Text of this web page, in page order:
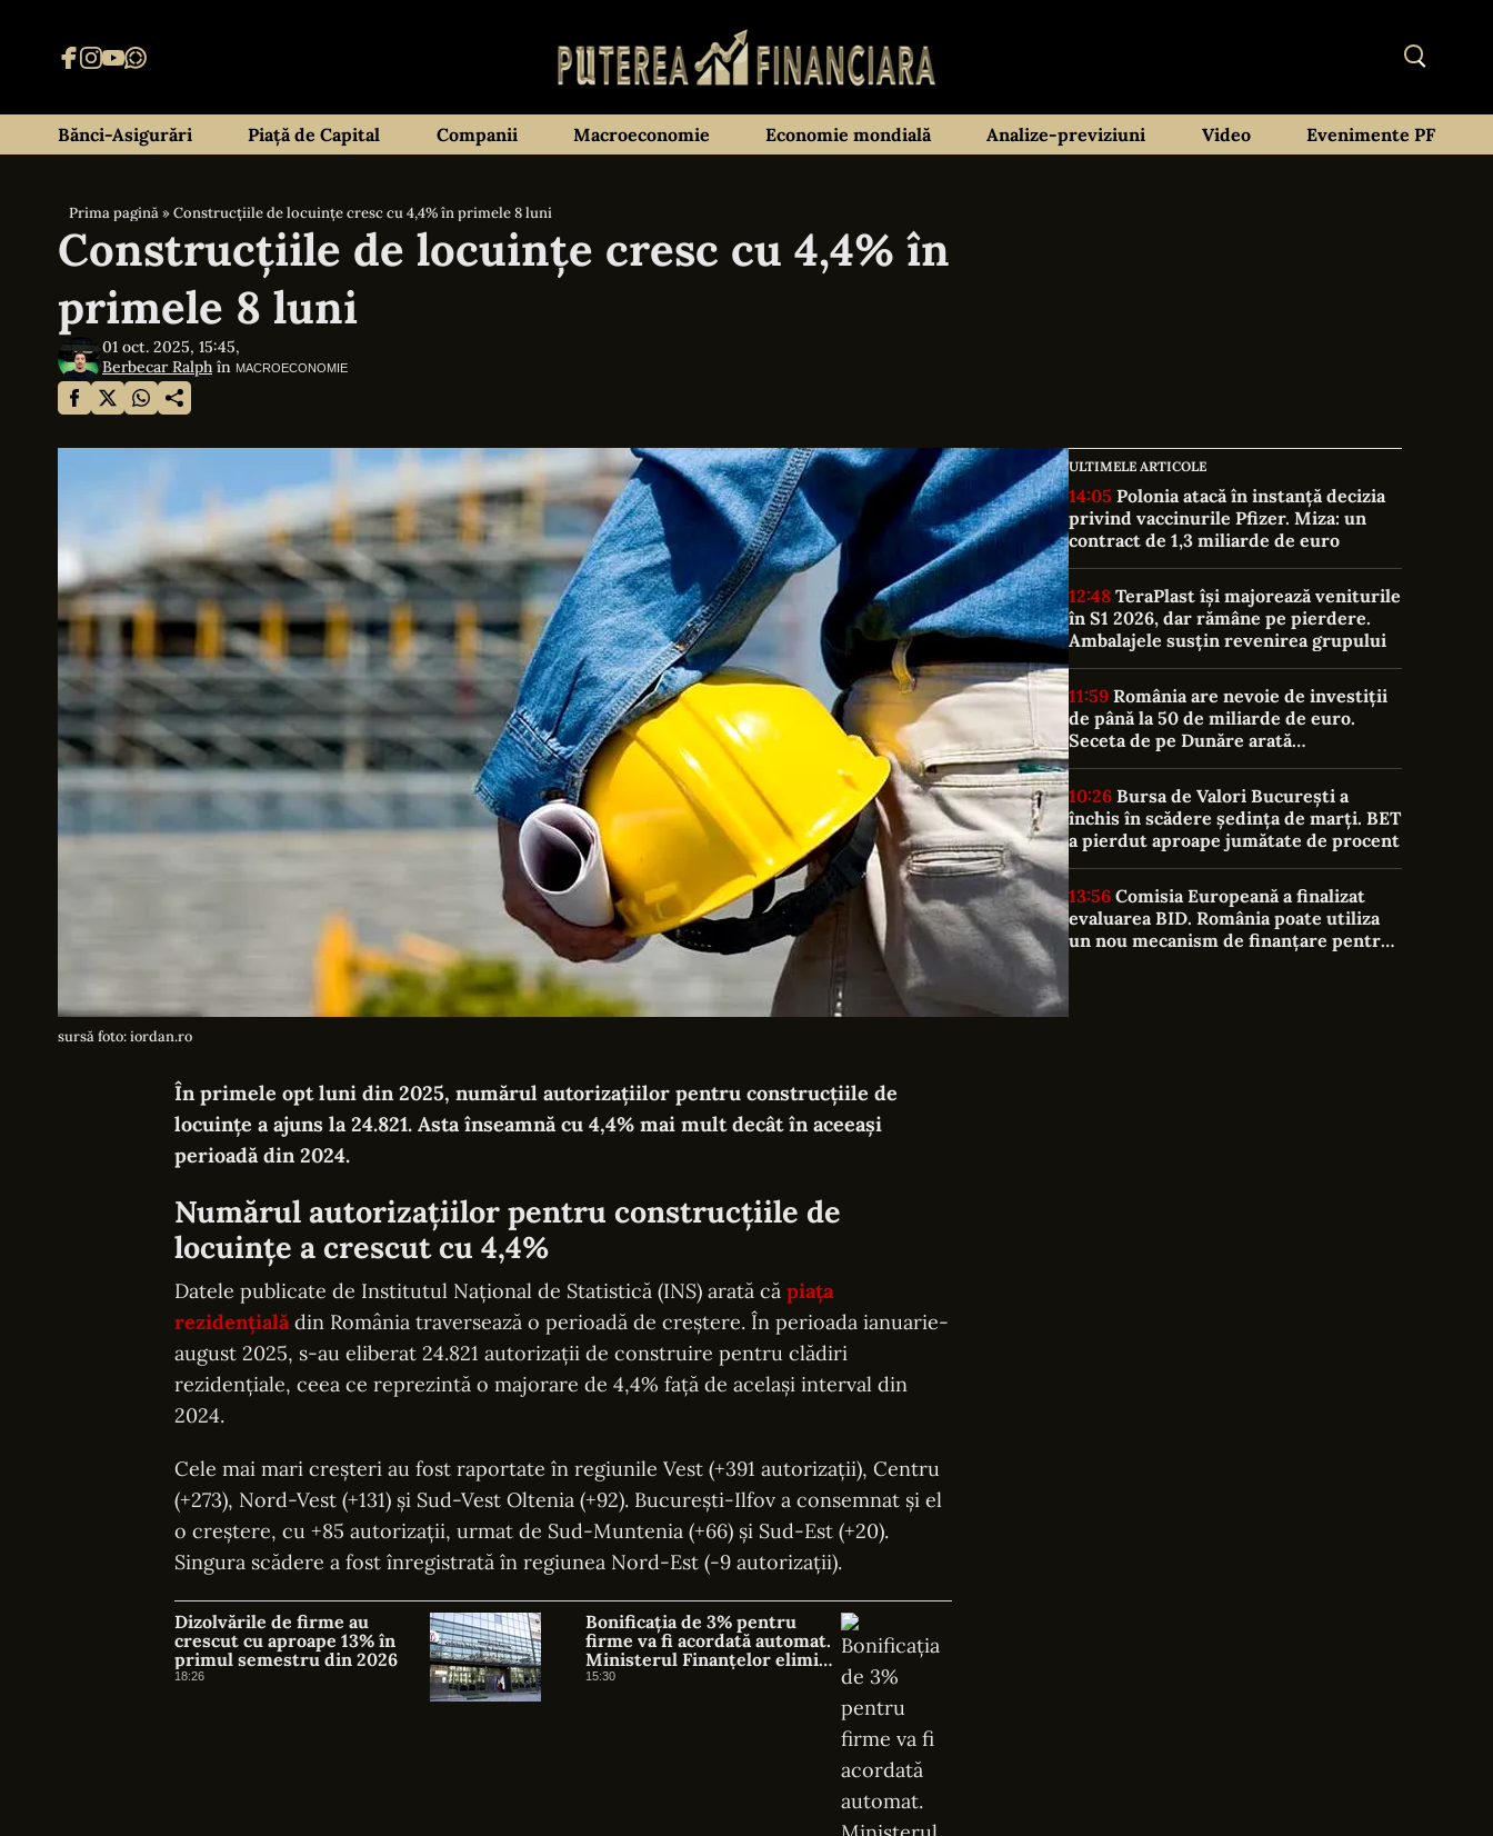
Bănci-Asigurări Piață de Capital Companii Macroeconomie Economie mondială Analize-previziuni Video Evenimente PF
Prima pagină»Construcțiile de locuințe cresc cu 4,4% în primele 8 luni
Construcțiile de locuințe cresc cu 4,4% în
primele 8 luni
01 oct. 2025, 15:45,
Berbecar Ralph în MACROECONOMIE
sursă foto: iordan.ro
În primele opt luni din 2025, numărul autorizațiilor pentru construcţiile de
locuințe a ajuns la 24.821. Asta înseamnă cu 4,4% mai mult decât în aceeași
perioadă din 2024.
Numărul autorizațiilor pentru construcţiile de
locuințe a crescut cu 4,4%
Datele publicate de Institutul Național de Statistică (INS) arată că piața
rezidențialădin România traversează o perioadă de creștere. În perioada ianuarie-
august 2025, s-au eliberat 24.821 autorizații de construire pentru clădiri
rezidențiale, ceea ce reprezintă o majorare de 4,4% față de același interval din
2024.
Cele mai mari creșteri au fost raportate în regiunile Vest (+391 autorizații), Centru
(+273), Nord-Vest (+131) și Sud-Vest Oltenia (+92). București-Ilfov a consemnat și el
o creștere, cu +85 autorizații, urmat de Sud-Muntenia (+66) și Sud-Est (+20).
Singura scădere a fost înregistrată în regiunea Nord-Est (-9 autorizații).
Dizolvările de firme au
crescut cu aproape 13% în
primul semestru din 2026
18:26
Bonificația de 3% pentru
firme va fi acordată automat.
Ministerul Finanțelor elimină
cererile și documentele
15:30
ULTIMELE ARTICOLE
14:05
privind vaccinurile Pfizer. Miza: un
contract de 1,3 miliarde de euro
12:48
în S1 2026, dar rămâne pe pierdere.
Ambalajele susțin revenirea grupului
11:59
de până la 50 de miliarde de euro.
Seceta de pe Dunăre arată
vulnerabilitatea sistemului energetic
10:26
închis în scădere ședința de marți. BET
a pierdut aproape jumătate de procent
13:56
evaluarea BID. România poate utiliza
un nou mecanism de finanțare pentru